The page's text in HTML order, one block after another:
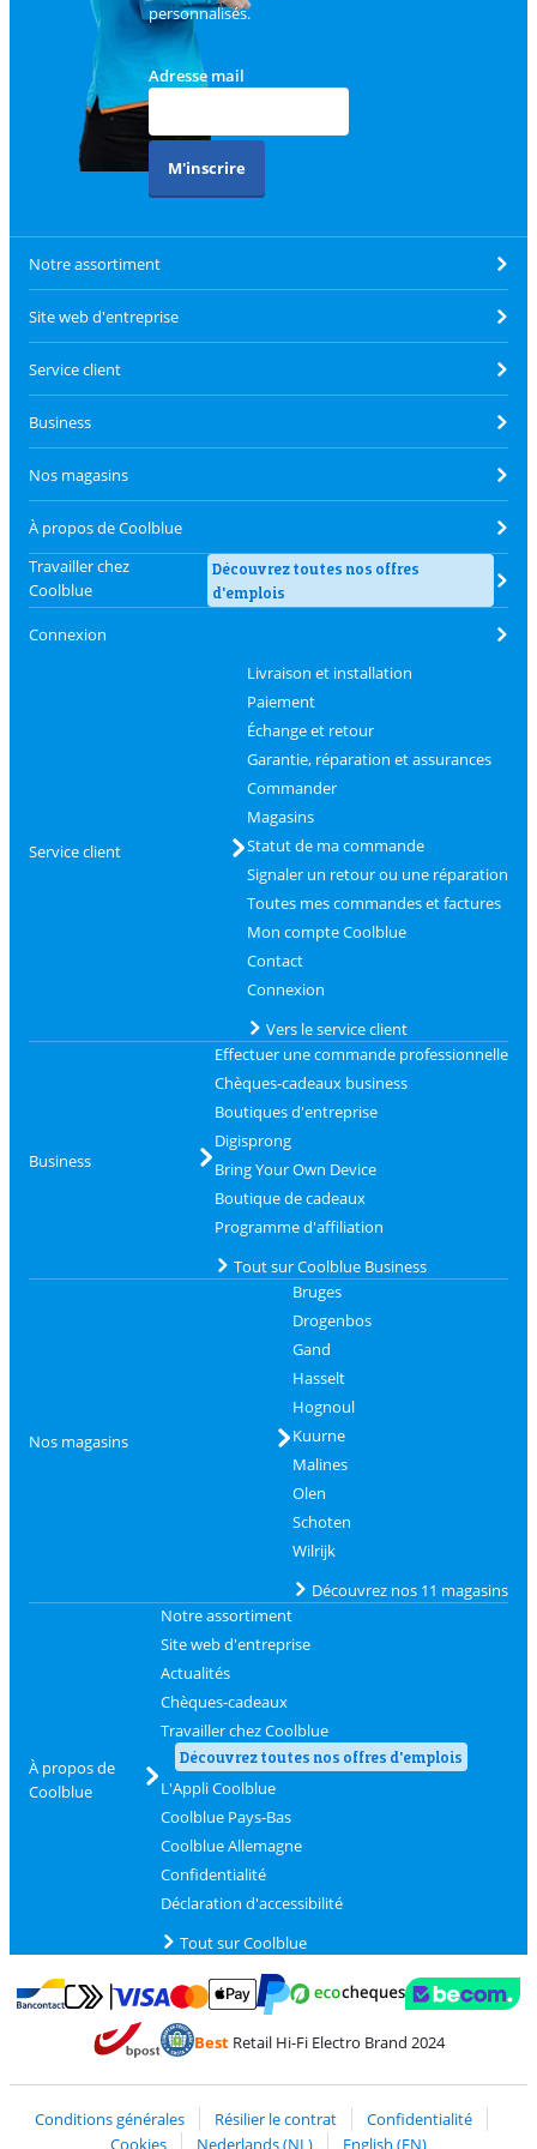
personnalisés.
Adresse mail
M'inscrire
Notre assortiment
Site web d'entreprise
Service client
Business
Nos magasins
À propos de Coolblue
Travailler chez
Coolblue
Découvrez toutes nos offres
d'emplois
Connexion
Service client
Livraison et installation
Paiement
Échange et retour
Garantie, réparation et assurances
Commander
Magasins
Statut de ma commande
Signaler un retour ou une réparation
Toutes mes commandes et factures
Mon compte Coolblue
Contact
Connexion
Vers le service client
Business
Effectuer une commande professionnelle
Chèques-cadeaux business
Boutiques d'entreprise
Digisprong
Bring Your Own Device
Boutique de cadeaux
Programme d'affiliation
Tout sur Coolblue Business
Nos magasins
Bruges
Drogenbos
Gand
Hasselt
Hognoul
Kuurne
Malines
Olen
Schoten
Wilrijk
Découvrez nos 11 magasins
À propos de
Coolblue
Notre assortiment
Site web d'entreprise
Actualités
Chèques-cadeaux
Travailler chez Coolblue
Découvrez toutes nos offres d'emplois
L'Appli Coolblue
Coolblue Pays-Bas
Coolblue Allemagne
Confidentialité
Déclaration d'accessibilité
Tout sur Coolblue
Payer avec Bancontact
Payer avec MasterCard et Visa via ClickToPay
Payer avec PayPal
BestRetail Hi-Fi Electro Brand 2024
Conditions générales Résilier le contrat
Confidentialité
Cookies
Nederlands (NL) English (EN)